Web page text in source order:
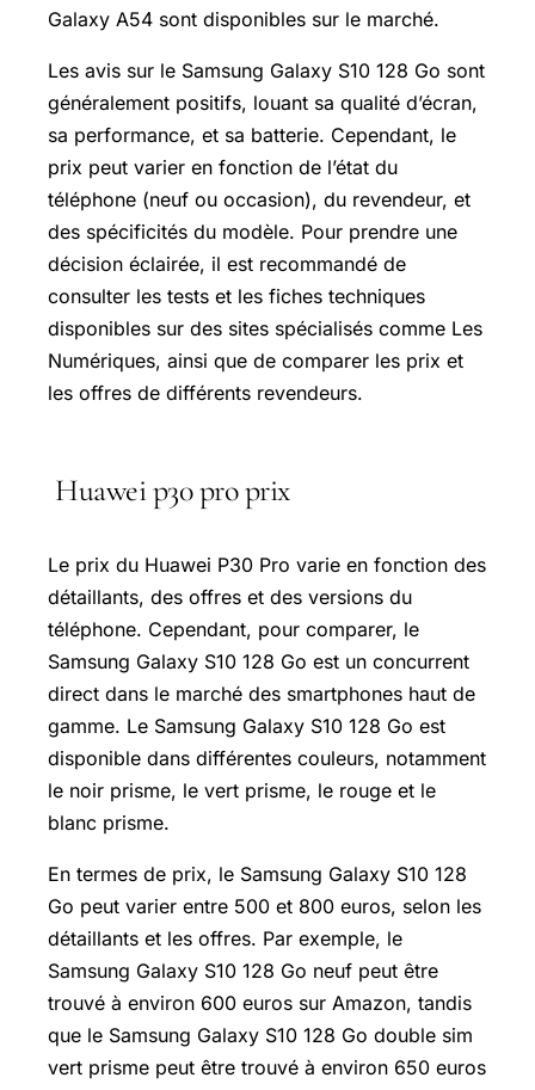
Galaxy A54 sont disponibles sur le marché.
Les avis sur le Samsung Galaxy S10 128 Go sont
généralement positifs, louant sa qualité d’écran,
sa performance, et sa batterie. Cependant, le
prix peut varier en fonction de l’état du
téléphone (neuf ou occasion), du revendeur, et
des spécificités du modèle. Pour prendre une
décision éclairée, il est recommandé de
consulter les tests et les fiches techniques
disponibles sur des sites spécialisés comme Les
Numériques, ainsi que de comparer les prix et
les offres de différents revendeurs.
Huawei p30 pro prix
Le prix du Huawei P30 Pro varie en fonction des
détaillants, des offres et des versions du
téléphone. Cependant, pour comparer, le
Samsung Galaxy S10 128 Go est un concurrent
direct dans le marché des smartphones haut de
gamme. Le Samsung Galaxy S10 128 Go est
disponible dans différentes couleurs, notamment
le noir prisme, le vert prisme, le rouge et le
blanc prisme.
En termes de prix, le Samsung Galaxy S10 128
Go peut varier entre 500 et 800 euros, selon les
détaillants et les offres. Par exemple, le
Samsung Galaxy S10 128 Go neuf peut être
trouvé à environ 600 euros sur Amazon, tandis
que le Samsung Galaxy S10 128 Go double sim
vert prisme peut être trouvé à environ 650 euros